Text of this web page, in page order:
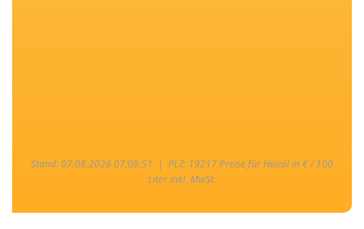
Stand: 07.08.2026 07:09:51 | PLZ: 19217 Preise für Heizöl in € / 100
Liter inkl. MwSt.